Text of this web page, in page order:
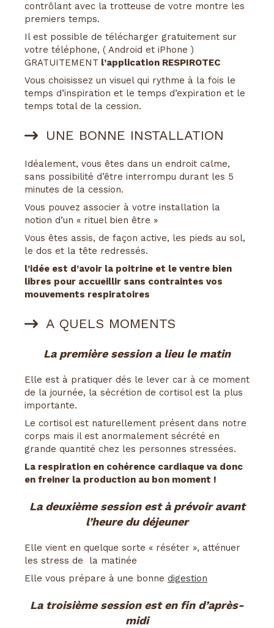
contrôlant avec la trotteuse de votre montre les
premiers temps.
Il est possible de télécharger gratuitement sur
votre téléphone, ( Android et iPhone )
GRATUITEMENT l’application RESPIROTEC
Vous choisissez un visuel qui rythme à la fois le
temps d’inspiration et le temps d’expiration et le
temps total de la cession.
UNE BONNE INSTALLATION
Idéalement, vous êtes dans un endroit calme,
sans possibilité d’être interrompu durant les 5
minutes de la cession.
Vous pouvez associer à votre installation la
notion d’un « rituel bien être »
Vous êtes assis, de façon active, les pieds au sol,
le dos et la tête redressés.
l’idée est d’avoir la poitrine et le ventre bien
libres pour accueillir sans contraintes vos
mouvements respiratoires
A QUELS MOMENTS
La première session a lieu le matin
Elle est à pratiquer dés le lever car à ce moment
de la journée, la sécrétion de cortisol est la plus
importante.
Le cortisol est naturellement présent dans notre
corps mais il est anormalement sécrété en
grande quantité chez les personnes stressées.
La respiration en cohérence cardiaque va donc
en freiner la production au bon moment !
La deuxième session est à prévoir avant
l’heure du déjeuner
Elle vient en quelque sorte « réséter », atténuer
les stress de la matinée
Elle vous prépare à une bonne digestion
La troisième session est en fin d’après-
midi